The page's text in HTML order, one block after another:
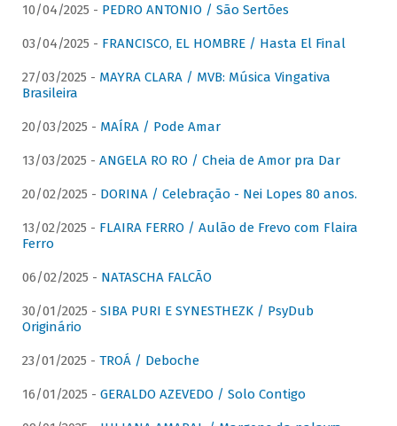
10/04/2025 - PEDRO ANTONIO / São Sertões
03/04/2025 - FRANCISCO, EL HOMBRE / Hasta El Final
27/03/2025 - MAYRA CLARA / MVB: Música Vingativa
Brasileira
20/03/2025 - MAÍRA / Pode Amar
13/03/2025 - ANGELA RO RO / Cheia de Amor pra Dar
20/02/2025 - DORINA / Celebração - Nei Lopes 80 anos.
13/02/2025 - FLAIRA FERRO / Aulão de Frevo com Flaira
Ferro
06/02/2025 - NATASCHA FALCÃO
30/01/2025 - SIBA PURI E SYNESTHEZK / PsyDub
Originário
23/01/2025 - TROÁ / Deboche
16/01/2025 - GERALDO AZEVEDO / Solo Contigo